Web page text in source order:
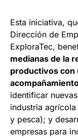
Esta iniciativa,
Dirección de
ExploraTec,
medianas de la
productivos con
identificar
industria
y pesca); y
empresas para